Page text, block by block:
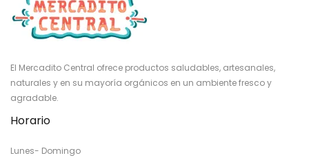
El Mercadito Central ofrece productos saludables, artesanales,
naturales y en su mayoría orgánicos en un ambiente fresco y
agradable.
Horario
Lunes- Domingo